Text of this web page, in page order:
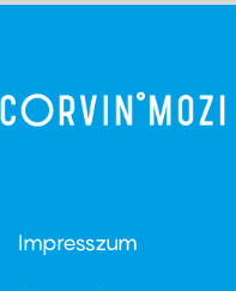
Footer
Impresszum